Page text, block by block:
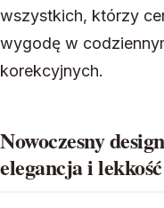
wszystkich, którzy
wygodę w
korekcyjnych.
Nowoczesny
elegancja i lekkość